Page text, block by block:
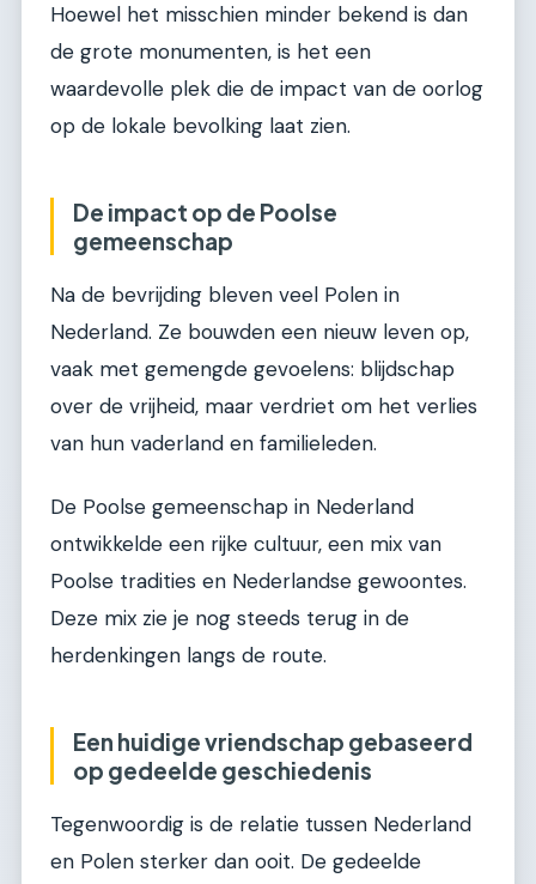
Hoewel het misschien minder bekend is dan
de grote monumenten, is het een
waardevolle plek die de impact van de oorlog
op de lokale bevolking laat zien.
De impact op de Poolse
gemeenschap
Na de bevrijding bleven veel Polen in
Nederland. Ze bouwden een nieuw leven op,
vaak met gemengde gevoelens: blijdschap
over de vrijheid, maar verdriet om het verlies
van hun vaderland en familieleden.
De Poolse gemeenschap in Nederland
ontwikkelde een rijke cultuur, een mix van
Poolse tradities en Nederlandse gewoontes.
Deze mix zie je nog steeds terug in de
herdenkingen langs de route.
Een huidige vriendschap gebaseerd
op gedeelde geschiedenis
Tegenwoordig is de relatie tussen Nederland
en Polen sterker dan ooit. De gedeelde